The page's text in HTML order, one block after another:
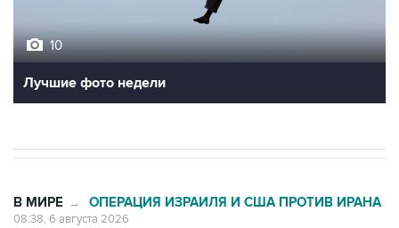
10
Лучшие фото недели
В МИРЕ → ОПЕРАЦИЯ ИЗРАИЛЯ И США ПРОТИВ ИРАНА
08:38, 6 августа 2026